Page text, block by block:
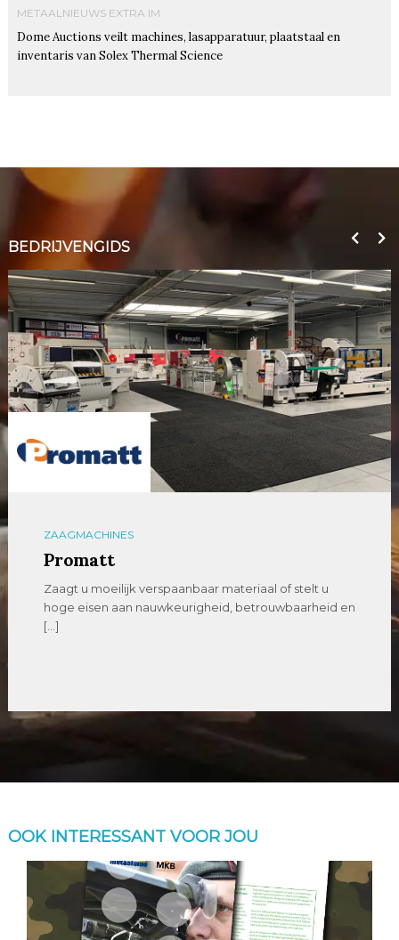
METAALNIEUWS EXTRA IM
Dome Auctions veilt machines, lasapparatuur, plaatstaal en
inventaris van Solex Thermal Science
BEDRIJVENGIDS
ZAAGMACHINES
Promatt
Zaagt u moeilijk verspaanbaar materiaal of stelt u
hoge eisen aan nauwkeurigheid, betrouwbaarheid en
[…]
OOK INTERESSANT VOOR JOU